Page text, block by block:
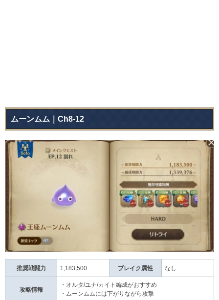
ムーンムム｜Ch8-12
推奨戦闘力 1,183,500 ブレイク属性 なし
攻略情報
・オルタ/ユナ/カイト編成がおすすめ
・ムーンムムには下がりながら攻撃